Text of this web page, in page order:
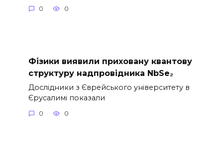
0 0
Фізики виявили приховану квантову
структуру надпровідника NbSe₂
Дослідники з Єврейського університету в
Єрусалимі показали
0 0